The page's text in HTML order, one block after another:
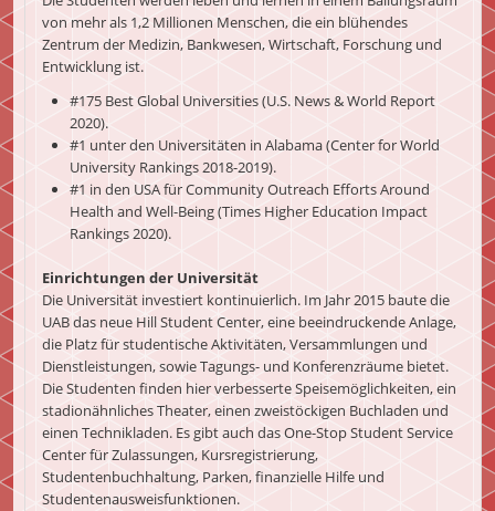
von mehr als 1,2 Millionen Menschen, die ein blühendes
Zentrum der Medizin, Bankwesen, Wirtschaft, Forschung und
Entwicklung ist.
#175 Best Global Universities (U.S. News & World Report
2020).
#1 unter den Universitäten in Alabama (Center for World
University Rankings 2018-2019).
#1 in den USA für Community Outreach Efforts Around
Health and Well-Being (Times Higher Education Impact
Rankings 2020).
Einrichtungen der Universität
Die Universität investiert kontinuierlich. Im Jahr 2015 baute die
UAB das neue Hill Student Center, eine beeindruckende Anlage,
die Platz für studentische Aktivitäten, Versammlungen und
Dienstleistungen, sowie Tagungs- und Konferenzräume bietet.
Die Studenten finden hier verbesserte Speisemöglichkeiten, ein
stadionähnliches Theater, einen zweistöckigen Buchladen und
einen Technikladen. Es gibt auch das One-Stop Student Service
Center für Zulassungen, Kursregistrierung,
Studentenbuchhaltung, Parken, finanzielle Hilfe und
Studentenausweisfunktionen.